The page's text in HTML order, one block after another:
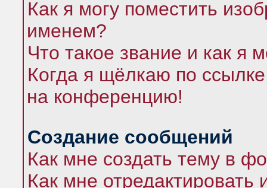
Как я могу поместить
именем?
Что такое звание и как я
Когда я щёлкаю по
на конференцию!
Создание сообщений
Как мне создать тему в
Как мне